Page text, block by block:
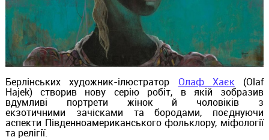
Берлінських художник-ілюстратор Олаф Хаєк(Olaf
Hajek) створив нову серію робіт, в якій зобразив
вдумливі портрети жінок й чоловіків з
екзотичними зачісками та бородами, поєднуючи
аспекти Південноамериканського фольклору, міфології
та релігії.